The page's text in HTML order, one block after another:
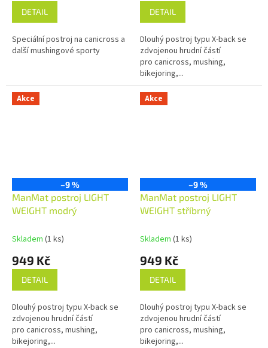
DETAIL
Speciální postroj na canicross a
další mushingové sporty
DETAIL
Dlouhý postroj typu X-back se
zdvojenou hrudní částí
pro canicross, mushing,
bikejoring,...
Akce
–9 %
ManMat postroj LIGHT
WEIGHT modrý
Skladem (1 ks)
949 Kč
DETAIL
Dlouhý postroj typu X-back se
zdvojenou hrudní částí
pro canicross, mushing,
bikejoring,...
Akce
–9 %
ManMat postroj LIGHT
WEIGHT stříbrný
Skladem (1 ks)
949 Kč
DETAIL
Dlouhý postroj typu X-back se
zdvojenou hrudní částí
pro canicross, mushing,
bikejoring,...